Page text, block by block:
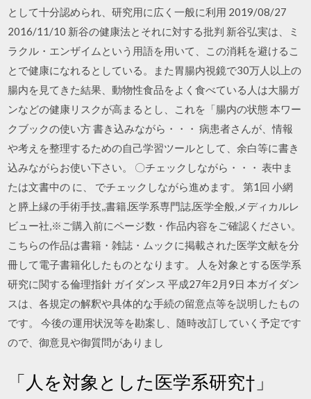
として十分認められ、研究用に広く一般に利用 2019/08/27
2016/11/10 新谷の健康法とそれに対する批判 新谷弘実は、ミ
ラクル・エンザイムという用語を用いて、この消耗を避けるこ
とで健康になれるとしている。また胃腸内視鏡で30万人以上の
腸内を見てきた結果、動物性食品をよく食べている人は大腸ガ
ンなどの健康リスクが高まるとし、これを「腸内の状態 本ワー
クブックの使い方 書き込みながら・・・ 病患者さんが、情報
や考えを整理するための自己学習ツールとして、余白等に書き
込みながらお使い下さい。 〇チェックしながら・・・ 表中ま
たは文書中の に、 でチェックしながら進めます。 第1回 小網
と膵上縁の手術手技,,書籍,医学系専門誌,医学全般,メディカルレ
ビュー社,※ご購入前にページ数・作品内容をご確認ください。
こちらの作品は書籍・雑誌・ムックに掲載された医学文献を分
冊して電子書籍化したものとなります。 人を対象とする医学系
研究に関する倫理指針 ガイダンス 平成27年2月9日 本ガイダン
スは、各規定の解釈や具体的な手続の留意点等を説明したもの
です。 今後の運用状況等を勘案し、随時改訂していく予定です
ので、御意見や御質問がありまし
「人を対象とした医学系研究†」